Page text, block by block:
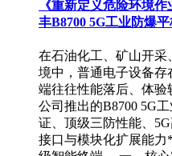
《重新定义危险环境
丰B8700 5G工业防爆
在石油化工、矿山开
境中，普通电子设备
端往往性能落后、体验
公司推出的B8700 5G
证、顶级三防性能、
接口与模块化扩展能